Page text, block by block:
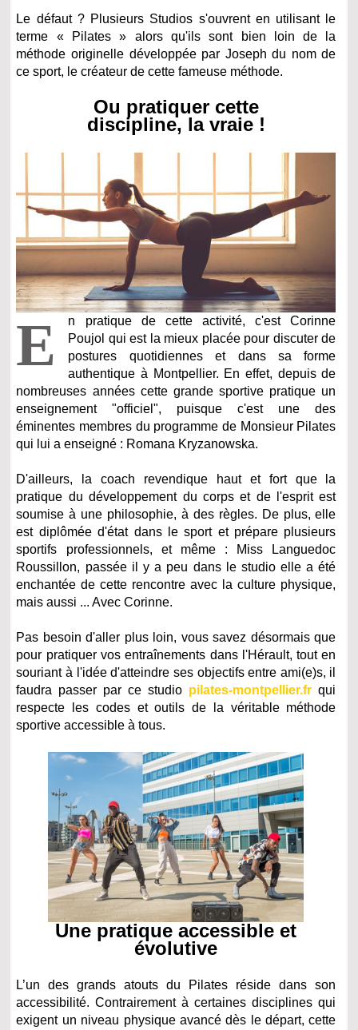
Le défaut ? Plusieurs Studios s'ouvrent en utilisant le
terme « Pilates » alors qu'ils sont bien loin de la
méthode originelle développée par Joseph du nom de
ce sport, le créateur de cette fameuse méthode.
Ou pratiquer cette
discipline, la vraie !
E
n pratique de cette activité, c'est Corinne
Poujol qui est la mieux placée pour discuter de
postures quotidiennes et dans sa forme
authentique à Montpellier. En effet, depuis de
nombreuses années cette grande sportive pratique un
enseignement "officiel", puisque c'est une des
éminentes membres du programme de Monsieur Pilates
qui lui a enseigné : Romana Kryzanowska.
D'ailleurs, la coach revendique haut et fort que la
pratique du développement du corps et de l'esprit est
soumise à une philosophie, à des règles. De plus, elle
est diplômée d'état dans le sport et prépare plusieurs
sportifs professionnels, et même : Miss Languedoc
Roussillon, passée il y a peu dans le studio elle a été
enchantée de cette rencontre avec la culture physique,
mais aussi ... Avec Corinne.
Pas besoin d'aller plus loin, vous savez désormais que
pour pratiquer vos entraînements dans l'Hérault, tout en
souriant à l'idée d'atteindre ses objectifs entre ami(e)s, il
faudra passer par ce studio pilates-montpellier.fr qui
respecte les codes et outils de la véritable méthode
sportive accessible à tous.
Une pratique accessible et
évolutive
L’un des grands atouts du Pilates réside dans son
accessibilité. Contrairement à certaines disciplines qui
exigent un niveau physique avancé dès le départ, cette